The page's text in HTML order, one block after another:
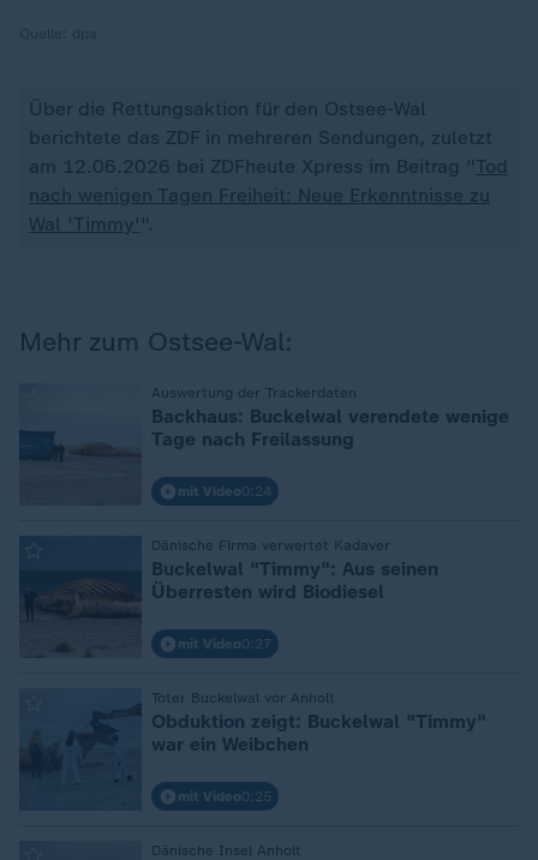
Über die Rettungsaktion für den Ostsee-Wal
berichtete das ZDF in mehreren Sendungen, zuletzt
am 12.06.2026 bei ZDFheute Xpress im Beitrag "Tod
nach wenigen Tagen Freiheit: Neue Erkenntnisse zu
Wal 'Timmy' ".
Mehr zum Ostsee-Wal:
Auswertung der Trackerdaten
Backhaus: Buckelwal verendete wenige
Tage nach Freilassung
mit Video0:24
Dänische Firma verwertet Kadaver
Buckelwal "Timmy": Aus seinen
Überresten wird Biodiesel
mit Video0:27
Toter Buckelwal vor Anholt
Obduktion zeigt: Buckelwal "Timmy"
war ein Weibchen
mit Video0:25
Dänische Insel Anholt